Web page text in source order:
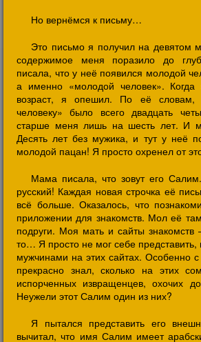
Но вернёмся к письму…
Это письмо я получил на девятом
содержимое меня поразило до
писала, что у неё появился молодой
а именно «молодой человек». Когда
возраст, я опешил. По её словам,
человеку» было всего двадцать
старше меня лишь на шесть лет. И
Десять лет без мужика, и тут у неё
молодой пацан! Я просто охренел от
Мама писала, что зовут его
русский! Каждая новая строчка её
всё больше. Оказалось, что
приложении для знакомств. Мол её
подруги. Моя мать и сайты знакомств
то… Я просто не мог себе представить,
мужчинами на этих сайтах. Особенно
прекрасно знал, сколько на этих
испорченных извращенцев, охочих
Неужели этот Салим один из них?
Я пытался представить его
вычитал, что имя Салим имеет